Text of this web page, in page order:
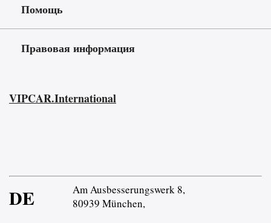
Помощь
Правовая информация
VIPCAR.International
DE
Am Ausbesserungswerk 8,
80939 München,